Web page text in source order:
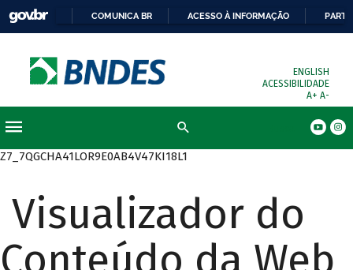
COMUNICA BR ACESSO À INFORMAÇÃO
ENGLISH
ACESSIBILIDADE
A+ A-
Z7_7QGCHA41LOR9E0AB4V47KI18L1
Visualizador do
Conteúdo da Web